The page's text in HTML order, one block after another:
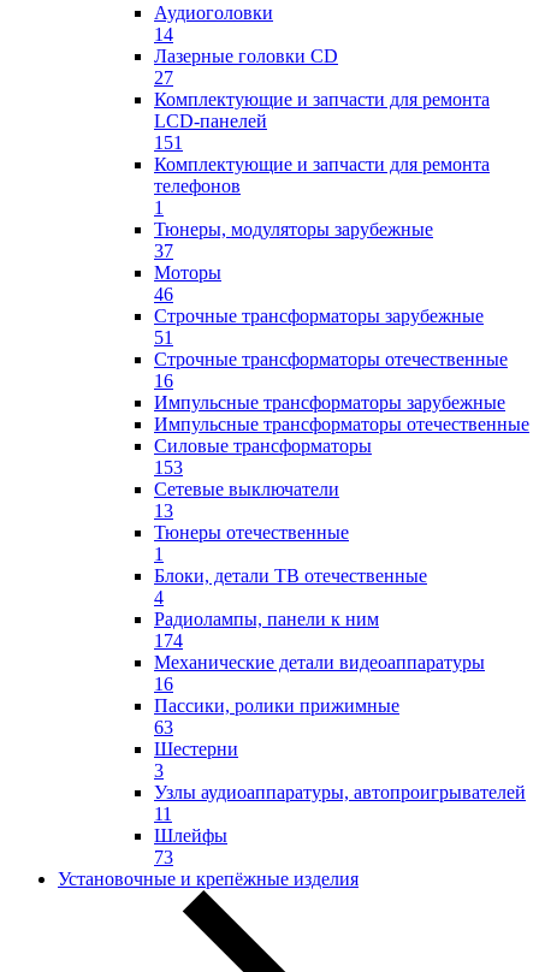
Аудиоголовки
14
Лазерные головки CD
27
Комплектующие и запчасти для ремонта
LCD-панелей
151
Комплектующие и запчасти для ремонта
телефонов
1
Тюнеры, модуляторы зарубежные
37
Моторы
46
Строчные трансформаторы зарубежные
51
Строчные трансформаторы отечественные
16
Импульсные трансформаторы зарубежные
Импульсные трансформаторы отечественные
Силовые трансформаторы
153
Сетевые выключатели
13
Тюнеры отечественные
1
Блоки, детали ТВ отечественные
4
Радиолампы, панели к ним
174
Механические детали видеоаппаратуры
16
Пассики, ролики прижимные
63
Шестерни
3
Узлы аудиоаппаратуры, автопроигрывателей
11
Шлейфы
73
Установочные и крепёжные изделия